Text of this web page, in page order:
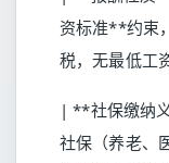
资标准**约束
税，无最低工
| **社保缴纳
社保（养老、